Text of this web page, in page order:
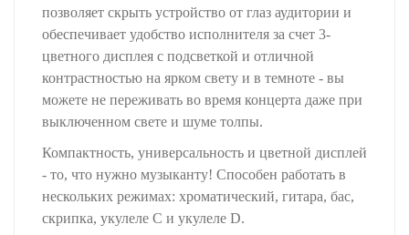
позволяет скрыть устройство от глаз аудитории и
обеспечивает удобство исполнителя за счет 3-
цветного дисплея с подсветкой и отличной
контрастностью на ярком свету и в темноте - вы
можете не переживать во время концерта даже при
выключенном свете и шуме толпы.
Компактность, универсальность и цветной дисплей
- то, что нужно музыканту! Способен работать в
нескольких режимах: хроматический, гитара, бас,
скрипка, укулеле C и укулеле D.